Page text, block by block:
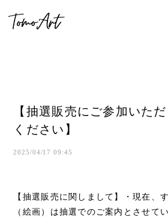
【抽選販売にご参加いた
ください】
2025/04/17 09:45
【抽選販売に関しまして】・現在、
（絵画）は抽選でのご案内とさせて